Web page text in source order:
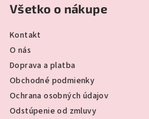
Všetko o nákupe
Kontakt
O nás
Doprava a platba
Obchodné podmienky
Ochrana osobných údajov
Odstúpenie od zmluvy